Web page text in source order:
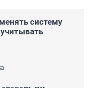
систему